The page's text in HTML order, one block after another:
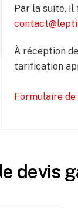
Par la suite, il
À réception
tarification
Formulaire
devis